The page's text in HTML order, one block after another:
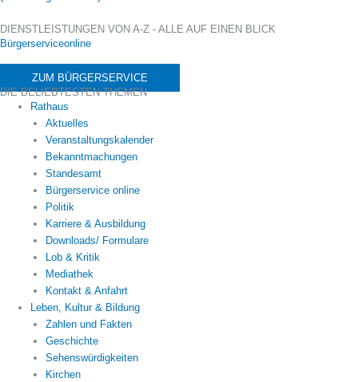
DIENSTLEISTUNGEN VON A-Z - ALLE AUF EINEN BLICK
Bürgerserviceonline
ZUM BÜRGERSERVICE
DIE BELIEBTESTEN THEMEN
Rathaus
Aktuelles
Veranstaltungskalender
Bekanntmachungen
Standesamt
Bürgerservice online
Politik
Karriere & Ausbildung
Downloads/ Formulare
Lob & Kritik
Mediathek
Kontakt & Anfahrt
Leben, Kultur & Bildung
Zahlen und Fakten
Geschichte
Sehenswürdigkeiten
Kirchen